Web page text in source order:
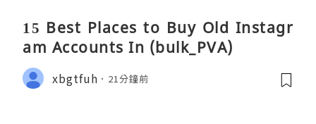
15 Best Places to Buy Old Instagr
am Accounts In (bulk_PVA)
xbgtfuh 21分鐘前